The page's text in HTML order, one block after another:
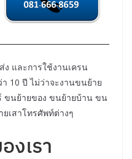
และการใช้งานเครน
10 ปี ไม่ว่าจะงานขนย้าย
ขนย้ายของ ขนย้ายบ้าน ขน
เสาโทรศัพท์ต่างๆ
งเรา